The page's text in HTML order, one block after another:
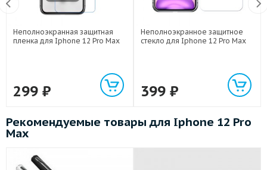
Неполноэкранная защитная
пленка для Iphone 12 Pro Max
299 ₽
Неполноэкранное защитное
стекло для Iphone 12 Pro Max
399 ₽
Рекомендуемые товары для Iphone 12 Pro
Max